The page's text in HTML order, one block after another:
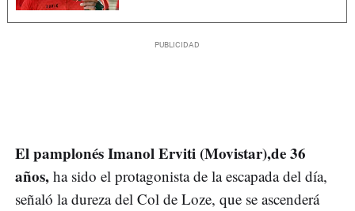
El pamplonés Imanol Erviti (Movistar),de 36
años, ha sido el protagonista de la escapada del día,
señaló la dureza del Col de Loze, que se ascenderá